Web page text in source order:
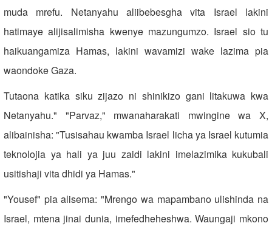
muda mrefu. Netanyahu aliibebesgha vita Israel lakini
hatimaye alijisalimisha kwenye mazungumzo. Israel sio tu
haikuangamiza Hamas, lakini wavamizi wake lazima pia
waondoke Gaza.
Tutaona katika siku zijazo ni shinikizo gani litakuwa kwa
Netanyahu." "Parvaz," mwanaharakati mwingine wa X,
alibainisha: "Tusisahau kwamba Israel licha ya Israel kutumia
teknolojia ya hali ya juu zaidi lakini imelazimika kukubali
usitishaji vita dhidi ya Hamas."
"Yousef" pia alisema: "Mrengo wa mapambano ulishinda na
Israel, mtena jinai dunia, imefedheheshwa. Waungaji mkono